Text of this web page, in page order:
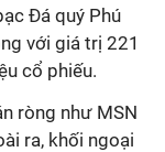
Đá quý Phú
với giá trị 221
cổ phiếu.
ròng như MSN
ra, khối ngoại